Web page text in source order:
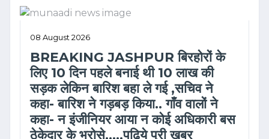
08 August 2026
BREAKING JASHPUR बिरहोरों के
लिए 10 दिन पहले बनाई थी 10 लाख की
सड़क लेकिन बारिश बहा ले गई ,सचिव ने
कहा- बारिश ने गड़बड़ किया.. गाँव वालों ने
कहा- न इंजीनियर आया न कोई अधिकारी बस
ठेकेदार के भरोसे.....पढिये पुरी खबर